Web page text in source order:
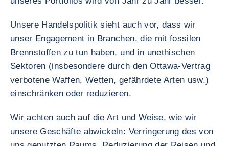
Unsere Handelspolitik sieht auch vor, dass wir
unser Engagement in Branchen, die mit fossilen
Brennstoffen zu tun haben, und in unethischen
Sektoren (insbesondere durch den Ottawa-Vertrag
verbotene Waffen, Wetten, gefährdete Arten usw.)
einschränken oder reduzieren.
Wir achten auch auf die Art und Weise, wie wir
unsere Geschäfte abwickeln: Verringerung des von